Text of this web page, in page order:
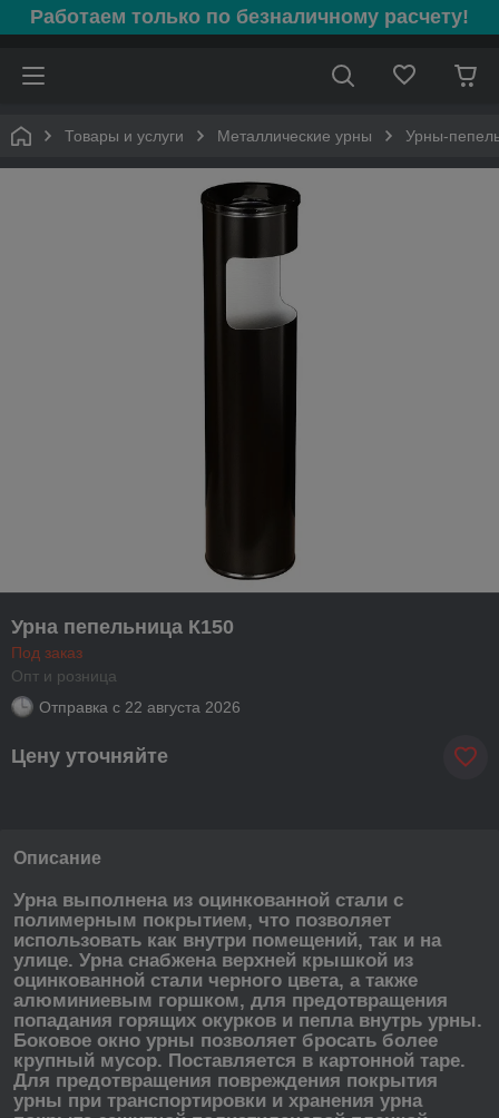
Работаем только по безналичному расчету!
Товары и услуги Металлические урны Урны-
Урна пепельница К150
Под заказ
Опт и розница
Отправка с 22 августа 2026
Цену уточняйте
Описание
Урна выполнена из оцинкованной стали с
полимерным покрытием, что позволяет
использовать как внутри помещений, так и на
улице. Урна снабжена верхней крышкой из
оцинкованной стали черного цвета, а также
алюминиевым горшком, для предотвращения
попадания горящих окурков и пепла внутрь урны.
Боковое окно урны позволяет бросать более
крупный мусор. Поставляется в картонной таре.
Для предотвращения повреждения покрытия
урны при транспортировки и хранения урна